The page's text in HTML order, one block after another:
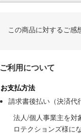
この商品に対するご感
ご利用について
お支払方法
請求書後払い（決済代
法人/個人事業主を対
ロテクションズ様に